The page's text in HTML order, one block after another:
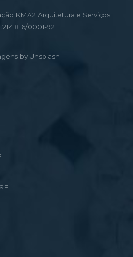
KMA2 Arquitetura e Serviços
0001-92
by Unsplash